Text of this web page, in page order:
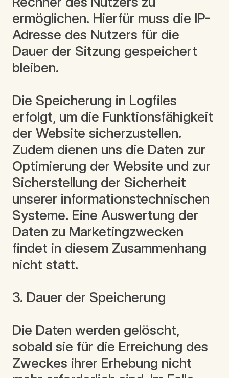
ermöglichen. Hierfür muss die IP-
Adresse des Nutzers für die
Dauer der Sitzung gespeichert
bleiben.
Die Speicherung in Logfiles
erfolgt, um die Funktionsfähigkeit
der Website sicherzustellen.
Zudem dienen uns die Daten zur
Optimierung der Website und zur
Sicherstellung der Sicherheit
unserer informationstechnischen
Systeme. Eine Auswertung der
Daten zu Marketingzwecken
findet in diesem Zusammenhang
nicht statt.
3. Dauer der Speicherung
Die Daten werden gelöscht,
sobald sie für die Erreichung des
Zweckes ihrer Erhebung nicht